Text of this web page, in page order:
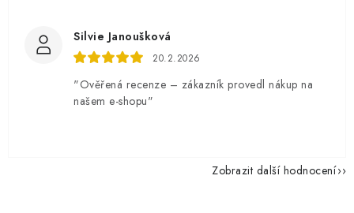
Silvie Janoušková
20.2.2026
"Ověřená recenze – zákazník provedl nákup na
našem e-shopu"
Zobrazit další hodnocení